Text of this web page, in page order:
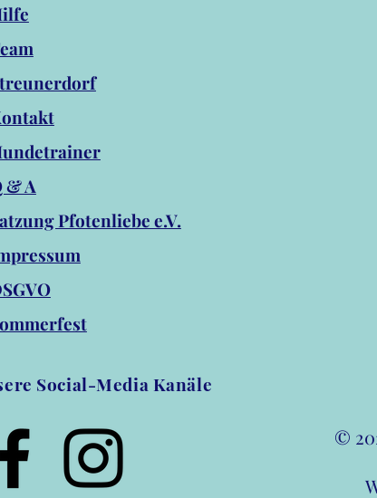
& A
Pfotenliebe e.V.
Social-Media Kanäle
©